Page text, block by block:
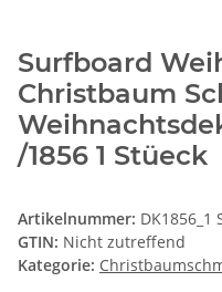
Surfboard
Christbaum
/1856 1 Stüeck
Artikelnummer: DK1856_1
GTIN: Nicht zutreffend
Kategorie: